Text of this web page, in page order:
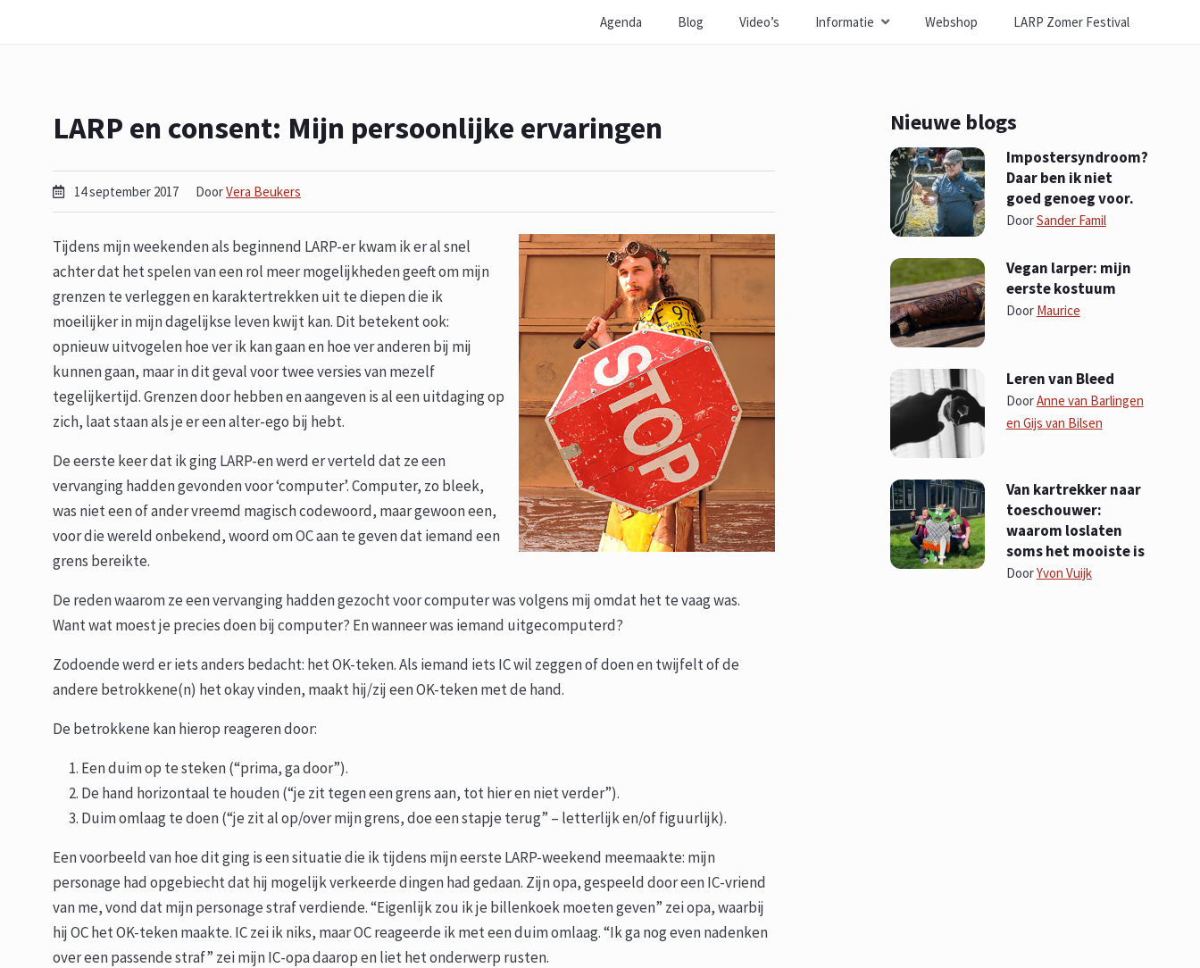
Agenda Blog Video’s Informatie Webshop LARP Zomer Festival
LARP en consent: Mijn persoonlijke ervaringen
14 september 2017 DoorVera Beukers
Tijdens mijn weekenden als beginnend LARP-er kwam ik er al snel
achter dat het spelen van een rol meer mogelijkheden geeft om mijn
grenzen te verleggen en karaktertrekken uit te diepen die ik
moeilijker in mijn dagelijkse leven kwijt kan. Dit betekent ook:
opnieuw uitvogelen hoe ver ik kan gaan en hoe ver anderen bij mij
kunnen gaan, maar in dit geval voor twee versies van mezelf
tegelijkertijd. Grenzen door hebben en aangeven is al een uitdaging op
zich, laat staan als je er een alter-ego bij hebt.
De eerste keer dat ik ging LARP-en werd er verteld dat ze een
vervanging hadden gevonden voor ‘computer’. Computer, zo bleek,
was niet een of ander vreemd magisch codewoord, maar gewoon een,
voor die wereld onbekend, woord om OC aan te geven dat iemand een
grens bereikte.
De reden waarom ze een vervanging hadden gezocht voor computer was volgens mij omdat het te vaag was.
Want wat moest je precies doen bij computer? En wanneer was iemand uitgecomputerd?
Zodoende werd er iets anders bedacht: het OK-teken. Als iemand iets IC wil zeggen of doen en twijfelt of de
andere betrokkene(n) het okay vinden, maakt hij/zij een OK-teken met de hand.
De betrokkene kan hierop reageren door:
Een duim op te steken (“prima, ga door”).
De hand horizontaal te houden (“je zit tegen een grens aan, tot hier en niet verder”).
Duim omlaag te doen (“je zit al op/over mijn grens, doe een stapje terug” – letterlijk en/of figuurlijk).
Een voorbeeld van hoe dit ging is een situatie die ik tijdens mijn eerste LARP-weekend meemaakte: mijn
personage had opgebiecht dat hij mogelijk verkeerde dingen had gedaan. Zijn opa, gespeeld door een IC-vriend
van me, vond dat mijn personage straf verdiende. “Eigenlijk zou ik je billenkoek moeten geven” zei opa, waarbij
hij OC het OK-teken maakte. IC zei ik niks, maar OC reageerde ik met een duim omlaag. “Ik ga nog even nadenken
over een passende straf” zei mijn IC-opa daarop en liet het onderwerp rusten.
Nieuwe blogs
Impostersyndroom?
Daar ben ik niet
goed genoeg voor.
DoorSander Famil
Vegan larper: mijn
eerste kostuum
Door Maurice
Leren van Bleed
DoorAnne van Barlingen
en Gijs van Bilsen
Van kartrekker naar
toeschouwer:
waarom loslaten
soms het mooiste is
DoorYvon Vuijk